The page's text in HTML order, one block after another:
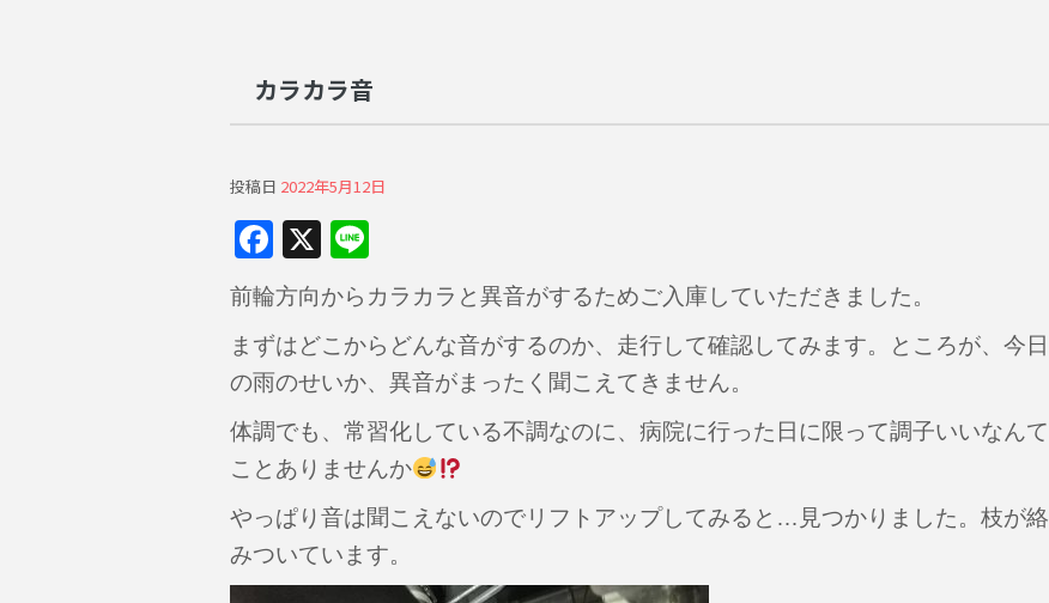
カラカラ音
投稿日 2022年5月12日
F
a
c
e
b
o
o
k
X
n
e
前輪方向からカラカラと異音がするためご入庫していただきました。
まずはどこからどんな音がするのか、走行して確認してみます。
ところが、今日
の雨のせいか、異音がまったく聞こえてきません。
体調でも、常習化している不調なのに、病院に行った日に限って調子いいなんて
ことありませんか
やっぱり音は聞こえないのでリフトアップしてみると…見つかりました。 枝が絡
みついています。